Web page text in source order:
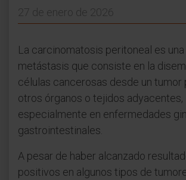
27 de enero de 2026
La carcinomatosis peritoneal es
metástasis que consiste en la
células cancerosas desde un tumor
otros órganos o tejidos adyacentes,
especialmente en enfermedades
gastrointestinales.
A pesar de haber alcanzado
positivos en algunos tipos de